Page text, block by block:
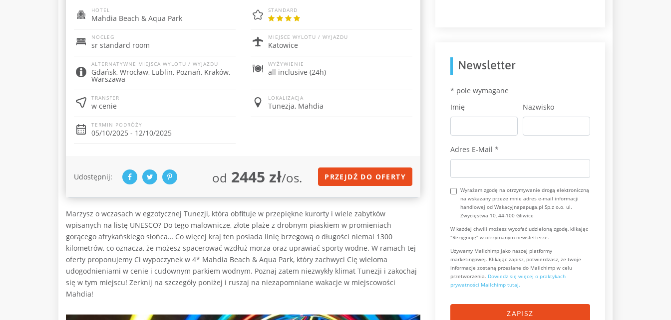
HOTEL
Mahdia Beach & Aqua Park
STANDARD
NOCLEG
sr standard room
MIEJSCE WYLOTU / WYJAZDU
Katowice
ALTERNATYWNE MIEJSCA WYLOTU / WYJAZDU
Gdańsk, Wrocław, Lublin, Poznań, Kraków,
Warszawa
WYŻYWIENIE
all inclusive (24h)
TRANSFER
w cenie
LOKALIZACJA
Tunezja, Mahdia
TERMIN PODRÓŻY
05/10/2025 - 12/10/2025
Udostępnij: od 2445 zł/os. PRZEJDŹ DO OFERTY
Marzysz o wczasach w egzotycznej Tunezji, która obfituje w przepiękne kurorty i wiele zabytków
wpisanych na listę UNESCO? Do tego malownicze, złote plaże z drobnym piaskiem w promieniach
gorącego afrykańskiego słońca… Co więcej kraj ten posiada linię brzegową o długości niemal 1300
kilometrów, co oznacza, że możesz spacerować wzdłuż morza oraz uprawiać sporty wodne. W ramach tej
oferty proponujemy Ci wypoczynek w 4* Mahdia Beach & Aqua Park, który zachwyci Cię wieloma
udogodnieniami w cenie i cudownym parkiem wodnym. Poznaj zatem niezwykły klimat Tunezji i zakochaj
się w tym miejscu! Zerknij na szczegóły poniżej i ruszaj na niezapomniane wakacje w miejscowości
Mahdia!
Newsletter
* pole wymagane
Imię
Nazwisko
Adres E-Mail *
Wyrażam zgodę na otrzymywanie drogą elektroniczną
na wskazany przeze mnie adres e-mail informacji
handlowej od Wakacyjnapapuga.pl Sp.z o.o. ul.
Zwycięstwa 10, 44-100 Gliwice
W każdej chwili możesz wycofać udzieloną zgodę, klikając
"Rezygnuję" w otrzymanym newsletterze.
Używamy Mailchimp jako naszej platformy
marketingowej. Klikając zapisz, potwierdzasz, że twoje
informacje zostaną przesłane do Mailchimp w celu
przetworzenia. Dowiedz się więcej o praktykach
prywatności Mailchimp tutaj.
ZAPISZ